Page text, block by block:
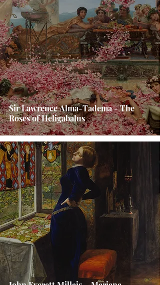
Sir Lawrence Alma-Tadema - The
Roses of Heligabalus